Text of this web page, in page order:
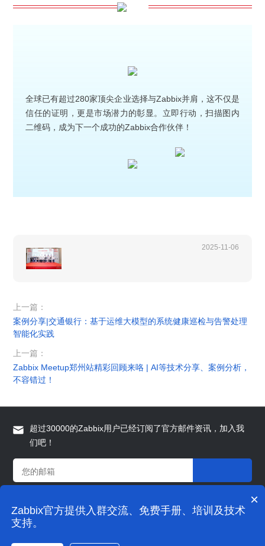
全球已有超过280家顶尖企业选择与Zabbix并肩，这不仅是
信任的证明，更是市场潜力的彰显。立即行动，扫描图内
二维码，成为下一个成功的Zabbix合作伙伴！
2025-11-06
上一篇：
案例分享|交通银行：基于运维大模型的系统健康巡检与告警处理
智能化实践
上一篇：
Zabbix Meetup郑州站精彩回顾来咯 | AI等技术分享、案例分析，
不容错过！
超过30000的Zabbix用户已经订阅了官方邮件资讯，加入我
们吧！
×
Zabbix官方提供入群交流、免费手册、培训及技术
支持。